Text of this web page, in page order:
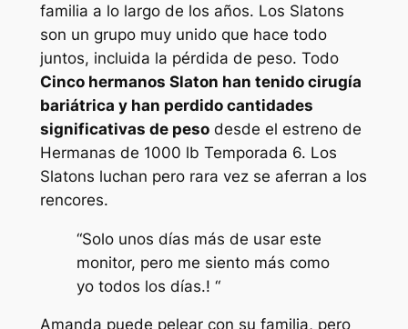
familia a lo largo de los años. Los Slatons
son un grupo muy unido que hace todo
juntos, incluida la pérdida de peso. Todo
Cinco hermanos Slaton han tenido cirugía
bariátrica y han perdido cantidades
significativas de pesodesde el estreno de
Hermanas de 1000 lb Temporada 6. Los
Slatons luchan pero rara vez se aferran a los
rencores.
“Solo unos días más de usar este
monitor, pero me siento más como
yo todos los días.! “
Amanda puede pelear con su familia, pero